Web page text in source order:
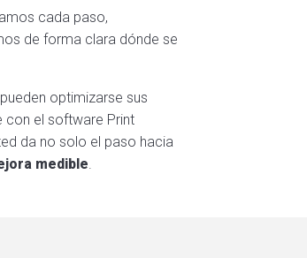
cada paso,
de forma clara dónde se
optimizarse sus
con el software Print
da no solo el paso hacia
medible.